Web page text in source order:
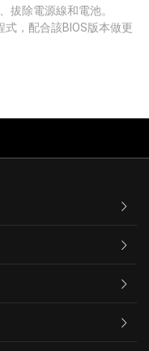
拔除電源線和電池。
，配合該BIOS版本做更